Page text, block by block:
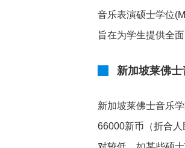
音乐表演硕士学位
旨在为学生提供全
新加坡莱佛士
新加坡莱佛士音乐
66000新币（折合